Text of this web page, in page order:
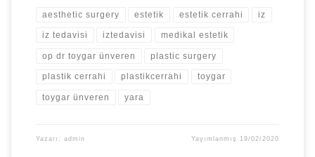
aesthetic surgery estetik estetik cerrahi iz
iz tedavisi iztedavisi medikal estetik
op dr toygar ünveren plastic surgery
plastik cerrahi plastikcerrahi toygar
toygar ünveren yara
Yazarı: admin Yayımlanmış 19/02/2020